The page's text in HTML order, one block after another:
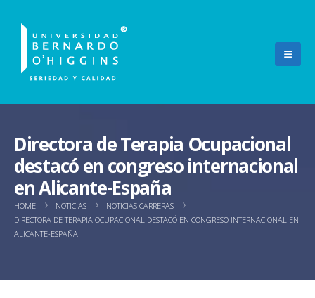
Directora de Terapia Ocupacional
destacó en congreso internacional
en Alicante-España
HOME NOTICIAS
NOTICIAS CARRERAS
DIRECTORA DE TERAPIA OCUPACIONAL DESTACÓ EN CONGRESO INTERNACIONAL EN
ALICANTE-ESPAÑA